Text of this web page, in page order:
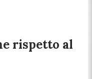
rispetto al